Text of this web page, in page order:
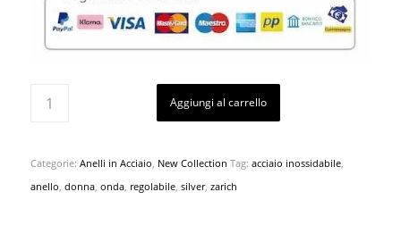
Aggiungi al carrello
Categorie: Anelli in Acciaio, New Collection Tag: acciaio inossidabile,
anello, donna, onda, regolabile, silver, zarich